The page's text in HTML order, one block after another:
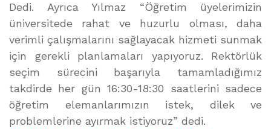
Dedi. Ayrıca Yılmaz “Öğretim üyelerimizin
üniversitede rahat ve huzurlu olması, daha
verimli çalışmalarını sağlayacak hizmeti sunmak
için gerekli planlamaları yapıyoruz. Rektörlük
seçim sürecini başarıyla tamamladığımız
takdirde her gün 16:30-18:30 saatlerini sadece
öğretim elemanlarımızın istek, dilek ve
problemlerine ayırmak istiyoruz” dedi.